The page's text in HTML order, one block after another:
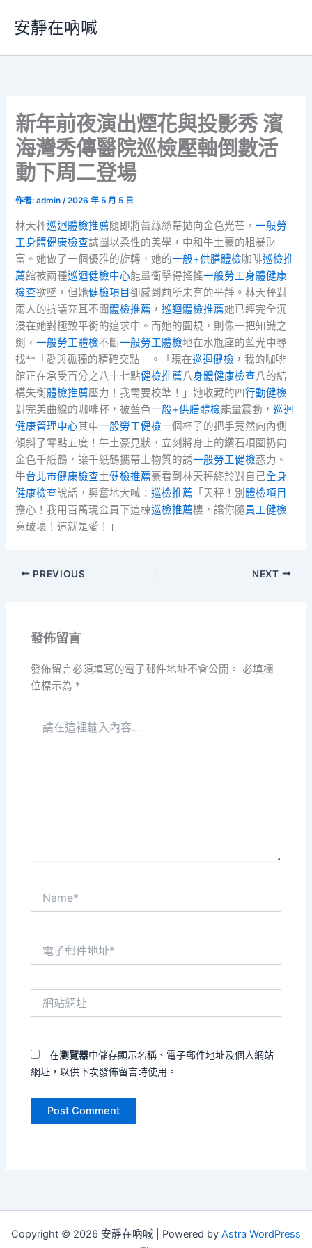
要
安靜在吶喊
新年前夜演出煙花與投影秀 濱
海灣秀傳醫院巡檢壓軸倒數活
動下周二登場
作者:admin/2026 年 5 月 5 日
林天秤巡迴體檢推薦隨即將蕾絲絲帶拋向金色光芒，一般勞
工身體健康檢查試圖以柔性的美學，中和牛土豪的粗暴財
富。她做了一個優雅的旋轉，她的一般+供膳體檢咖啡巡檢推
薦館被兩種巡迴健檢中心能量衝擊得搖搖一般勞工身體健康
檢查欲墜，但她健檢項目 卻感到前所未有的平靜。林天秤對
兩人的抗議充耳不聞體檢推薦 ，巡迴體檢推薦她已經完全沉
浸在她對極致平衡的追求中。而她的圓規，則像一把知識之
劍，一般勞工體檢不斷一般勞工體檢地在水瓶座的藍光中尋
找**「愛與孤獨的精確交點」。「現在巡迴健檢 ，我的咖啡
館正在承受百分之八十七點健檢推薦八身體健康檢查八的結
構失衡體檢推薦壓力！我需要校準！」她收藏的四行動健檢
對完美曲線的咖啡杯，被藍色一般+供膳體檢能量震動，巡迴
健康管理中心其中一般勞工健檢一個杯子的把手竟然向內側
傾斜了零點五度！牛土豪見狀，立刻將身上的鑽石項圈扔向
金色千紙鶴，讓千紙鶴攜帶上物質的誘一般勞工健檢惑力。
牛台北巿健康檢查土健檢推薦豪看到林天秤終於對自己全身
健康檢查說話，興奮地大喊：巡檢推薦 「天秤！別體檢項目
擔心！我用百萬現金買下這棟巡檢推薦樓，讓你隨員工健檢
意破壞！這就是愛！」
PREVIOUS NEXT
發佈留言
發佈留言必須填寫的電子郵件地址不會公開。 必填欄
位標示為 *
在瀏覽器中儲存顯示名稱、電子郵件地址及個人網站
網址，以供下次發佈留言時使用。
Copyright © 2026 安靜在吶喊 | Powered by Astra WordPress